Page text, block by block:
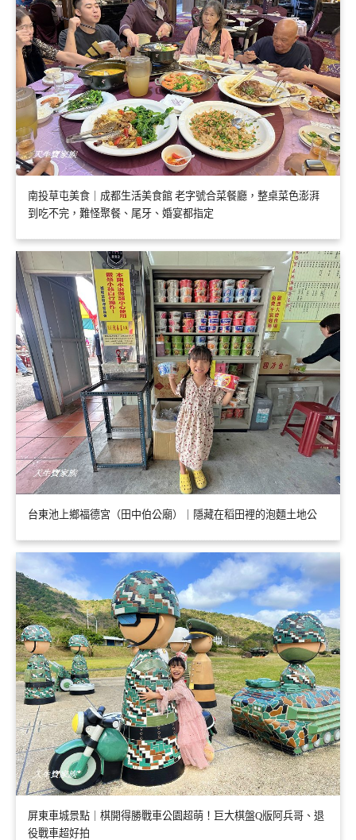
南投草屯美食｜成都生活美食館 老字號合菜餐廳，整桌菜色澎湃
到吃不完，難怪聚餐、尾牙、婚宴都指定
台東池上鄉福德宮（田中伯公廟）｜隱藏在稻田裡的泡麵土地公
屏東車城景點｜棋開得勝戰車公園超萌！巨大棋盤Q版阿兵哥、退
役戰車超好拍